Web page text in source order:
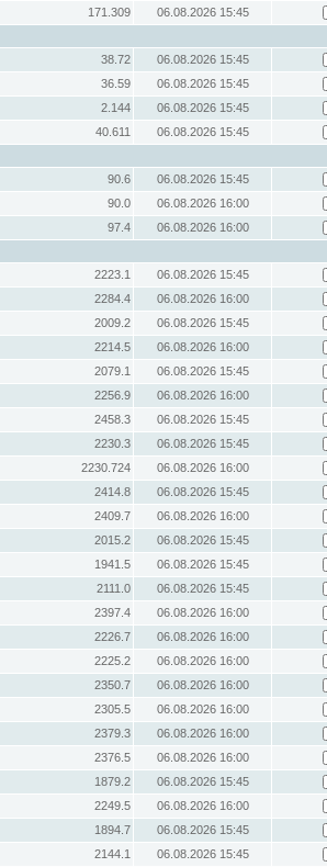
171.309
06.08.2026 15:45
38.72
06.08.2026 15:45
36.59
06.08.2026 15:45
2.144
06.08.2026 15:45
40.611
06.08.2026 15:45
90.6
06.08.2026 15:45
90.0
06.08.2026 16:00
97.4
06.08.2026 16:00
2223.1
06.08.2026 15:45
2284.4
06.08.2026 16:00
2009.2
06.08.2026 15:45
2214.5
06.08.2026 16:00
2079.1
06.08.2026 15:45
2256.9
06.08.2026 16:00
2458.3
06.08.2026 15:45
2230.3
06.08.2026 15:45
2230.724
06.08.2026 16:00
2414.8
06.08.2026 15:45
2409.7
06.08.2026 16:00
2015.2
06.08.2026 15:45
1941.5
06.08.2026 15:45
2111.0
06.08.2026 15:45
2397.4
06.08.2026 16:00
2226.7
06.08.2026 16:00
2225.2
06.08.2026 16:00
2350.7
06.08.2026 16:00
2305.5
06.08.2026 16:00
2379.3
06.08.2026 16:00
2376.5
06.08.2026 16:00
1879.2
06.08.2026 15:45
2249.5
06.08.2026 16:00
1894.7
06.08.2026 15:45
2144.1
06.08.2026 15:45